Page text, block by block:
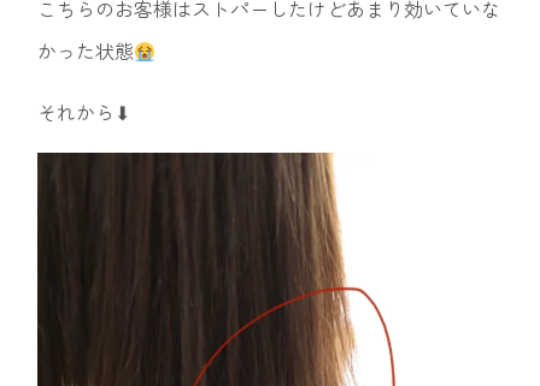
こちらのお客様はストパーしたけどあまり効いていな
かった状態
それから⬇︎